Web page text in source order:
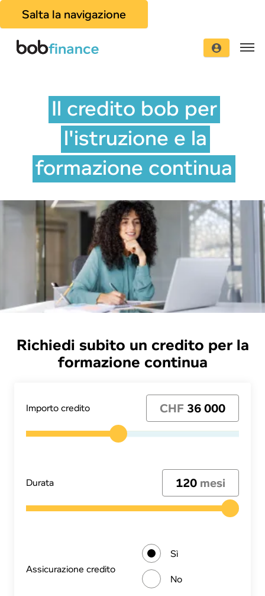
Salta la navigazione
Il credito bob per
l'istruzione e la
formazione continua
Richiedi subito un credito per la
formazione continua
Importo credito CHF 36 000
Durata 120 mesi
As­si­cu­ra­zio­ne credito
Sì
No